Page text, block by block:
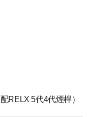
RELX 5代4代煙桿）